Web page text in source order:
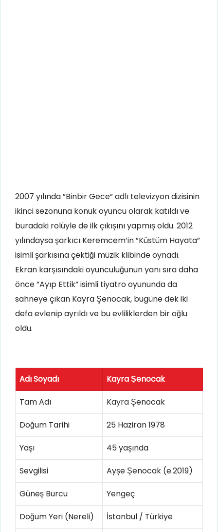
2007 yılında ”Binbir Gece” adlı televizyon dizisinin
ikinci sezonuna konuk oyuncu olarak katıldı ve
buradaki rolüyle de ilk çıkışını yapmış oldu. 2012
yılındaysa şarkıcı Keremcem’in ”Küstüm Hayata”
isimli şarkısına çektiği müzik klibinde oynadı.
Ekran karşısındaki oyunculuğunun yanı sıra daha
önce ”Ayıp Ettik” isimli tiyatro oyununda da
sahneye çıkan Kayra Şenocak, bugüne dek iki
defa evlenip ayrıldı ve bu evliliklerden bir oğlu
oldu.
Adı Soyadı Kayra Şenocak
Tam Adı Kayra Şenocak
Doğum Tarihi 25 Haziran 1978
Yaşı 45 yaşında
Sevgilisi Ayşe Şenocak (e.2019)
Güneş Burcu Yengeç
Doğum Yeri (Nereli) İstanbul / Türkiye